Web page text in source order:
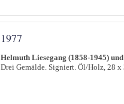
1977
Helmuth Liesegang (1858-1945)
Drei Gemälde. Signiert. Öl/Holz, 28